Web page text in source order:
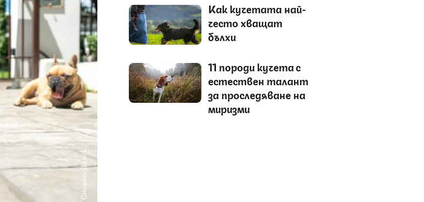
Снимка: iStock
Как кучетата най-
често хващат
бълхи
11 породи кучета с
естествен талант
за проследяване на
миризми